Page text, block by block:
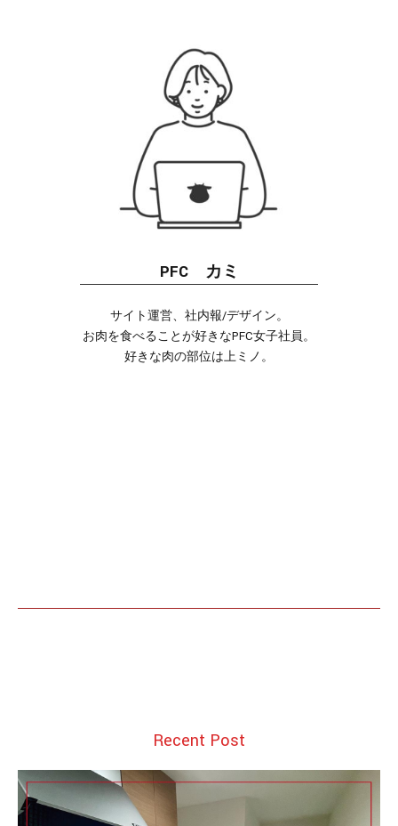
PFC カミ
サイト運営、社内報/デザイン。
お肉を食べることが好きなPFC女子社員。
好きな肉の部位は上ミノ。
Recent Post